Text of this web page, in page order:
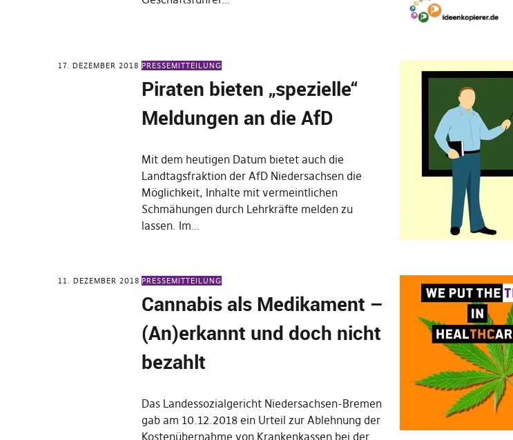
17. DEZEMBER 2018 PRESSEMITTEILUNG
Piraten bieten „spezielle“
Meldungen an die AfD
Mit dem heutigen Datum bietet auch die
Landtagsfraktion der AfD Niedersachsen die
Möglichkeit, Inhalte mit vermeintlichen
Schmähungen durch Lehrkräfte melden zu
lassen. Im…
11. DEZEMBER 2018 PRESSEMITTEILUNG
Cannabis als Medikament –
(An)erkannt und doch nicht
bezahlt
Das Landessozialgericht Niedersachsen-Bremen
gab am 10.12.2018 ein Urteil zur Ablehnung der
Kostenübernahme von Krankenkassen bei der